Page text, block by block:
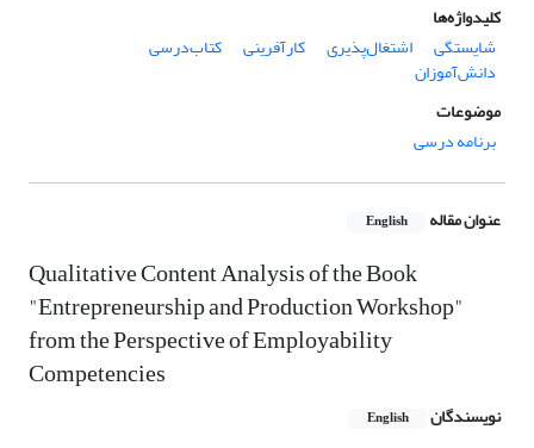
کلیدواژه‌ها
شایستگی
اشتغال‌پذیری کارآفرینی کتاب‌درسی
دانش‌آموزان
موضوعات
برنامه درسی
عنوان مقاله English
Qualitative Content Analysis of the Book
"Entrepreneurship and Production Workshop"
from the Perspective of Employability
Competencies
نویسندگان English